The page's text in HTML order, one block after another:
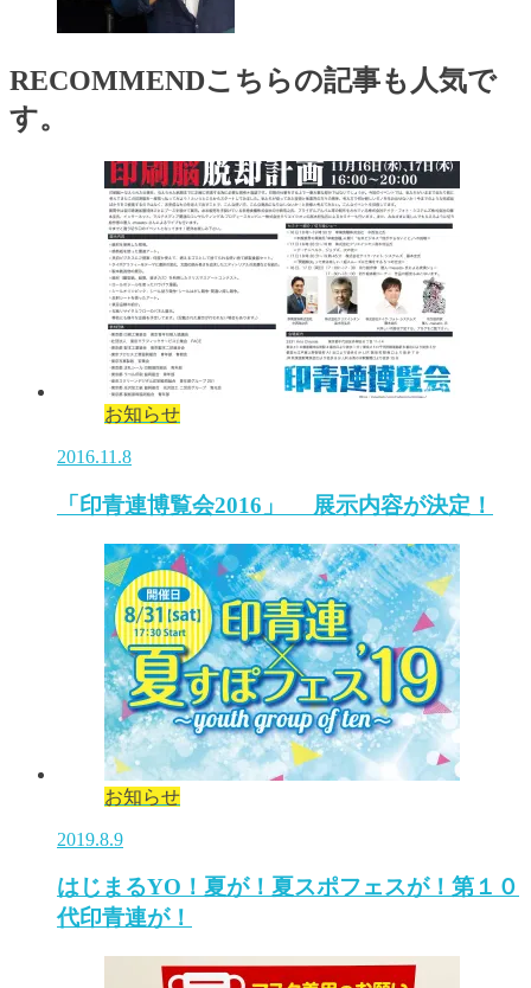
RECOMMENDこちらの記事も人気で
す。
お知らせ
2016.11.8
「印青連博覧会2016」 展示内容が決定！
お知らせ
2019.8.9
はじまるYO！夏が！夏スポフェスが！第１０
代印青連が！